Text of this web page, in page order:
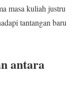
masa kuliah justru
tantangan baru
antara